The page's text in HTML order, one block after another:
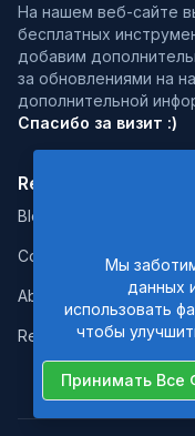
На нашем веб-сайте
бесплатных
добавим
за обновлениями на
дополнительной
Спасибо за визит :)
Resources:
Blog
Contact
About Us
Report Error
Мы
данных
использовать
чтобы
Принимать Все